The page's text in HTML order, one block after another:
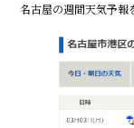
名古屋の週間天気予報